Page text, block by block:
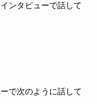
ンタビューで話して
で次のように話して